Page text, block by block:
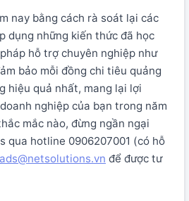
nay bằng cách rà soát lại các
dụng những kiến thức đã học
hỗ trợ chuyên nghiệp như
bảo mỗi đồng chi tiêu quảng
hiệu quả nhất, mang lại lợi
nghiệp của bạn trong năm
mắc nào, đừng ngần ngại
qua hotline 0906207001 (có hỗ
ads@netsolutions.vn để được tư